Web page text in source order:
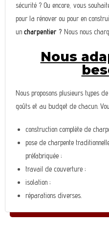
sécurité ? Ou encore, vous
pour la rénover ou pour en
uncharpentier ? Nous nous
Nous
Nous proposons plusieurs types
goûts et au budget de chacun.
construction complète de
pose de charpente
préfabriquée ;
travail de couverture ;
isolation ;
réparations diverses.